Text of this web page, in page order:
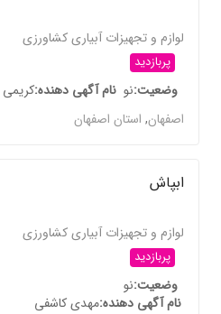
لوازم و تجهیزات آبیاری کشاورزی
پربازدید
وضعیتنو نام آگهی دهندهکریمی
اصفهان,استان اصفهان
ابپاش
لوازم و تجهیزات آبیاری کشاورزی
پربازدید
وضعیتنو
نام آگهی دهندهمهدی کاشفی